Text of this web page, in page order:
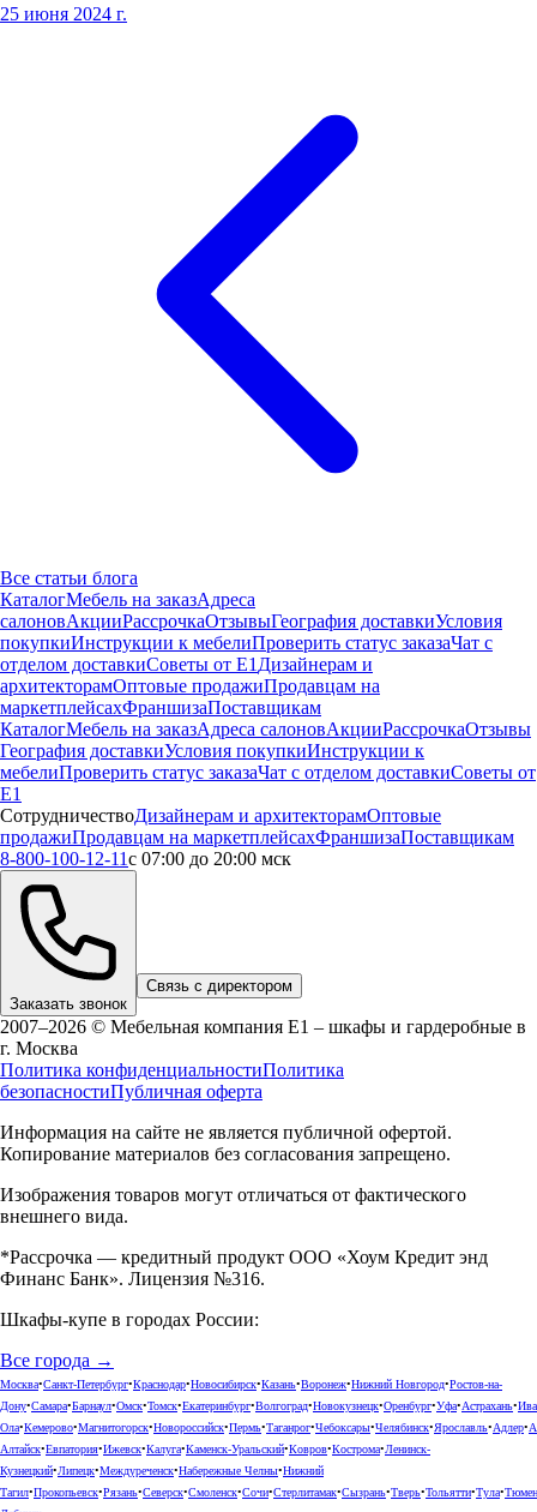
25 июня 2024 г.
Все статьи блога
КаталогМебель на заказАдреса
салоновАкцииРассрочкаОтзывыГеография доставкиУсловия
покупкиИнструкции к мебелиПроверить статус заказаЧат с
отделом доставкиСоветы от Е1 Дизайнерам и
архитекторамОптовые продажиПродавцам на
маркетплейсахФраншизаПоставщикам
КаталогМебель на заказАдреса салоновАкцииРассрочкаОтзывы
География доставкиУсловия покупкиИнструкции к
мебелиПроверить статус заказаЧат с отделом доставкиСоветы от
Е1
СотрудничествоДизайнерам и архитекторамОптовые
продажиПродавцам на маркетплейсахФраншизаПоставщикам
8-800-100-12-11с 07:00 до 20:00 мск
Заказать звонок
Связь с директором
2007–2026 © Мебельная компания Е1 – шкафы и гардеробные в
г. Москва
Политика конфиденциальностиПолитика
безопасностиПубличная оферта
Информация на сайте не является публичной офертой.
Копирование материалов без согласования запрещено.
Изображения товаров могут отличаться от фактического
внешнего вида.
*Рассрочка — кредитный продукт ООО «Хоум Кредит энд
Финанс Банк». Лицензия №316.
Шкафы-купе в городах России:
Все города →
Москва•Санкт-Петербург•Краснодар•Новосибирск•Казань•Воронеж•Нижний Новгород•Ростов-на-
Дону•Самара•Барнаул•Омск•Томск•Екатеринбург•Волгоград•Новокузнецк•Оренбург•Уфа•Астрахань•
Ола•Кемерово•Магнитогорск•Новороссийск•Пермь•Таганрог•Чебоксары•Челябинск•Ярославль•Адлер•
Алтайск•Евпатория•Ижевск•Калуга•Каменск-Уральский•Ковров•Кострома•Ленинск-
Кузнецкий•Липецк•Междуреченск•Набережные Челны•Нижний
Тагил•Прокопьевск•Рязань•Северск•Смоленск•Сочи•Стерлитамак•Сызрань•Тверь•Тольятти•Тула•